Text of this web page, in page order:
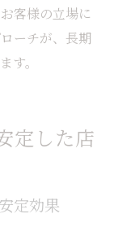
客様の立場に
ーチが、長期
す。
定した店
定効果